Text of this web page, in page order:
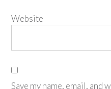
Website
Save my name, email,